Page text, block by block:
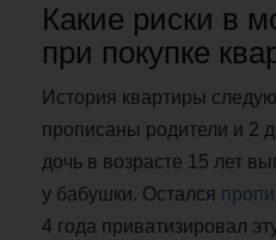
Какие риски в
при покупке
История квартиры
прописаны родители и 2
дочь в возрасте 15 лет
у бабушки. Остался
4 года приватизировал